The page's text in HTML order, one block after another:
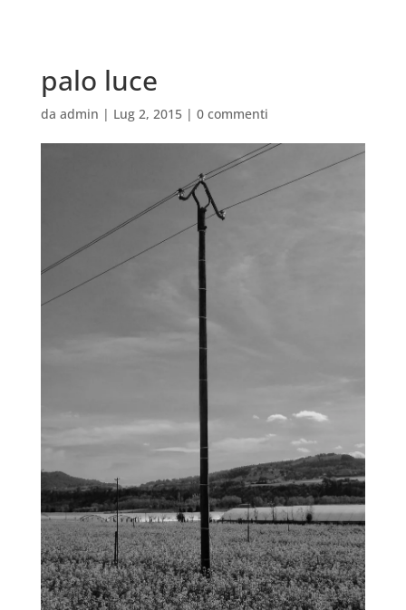
palo luce
da admin | Lug 2, 2015| 0 commenti